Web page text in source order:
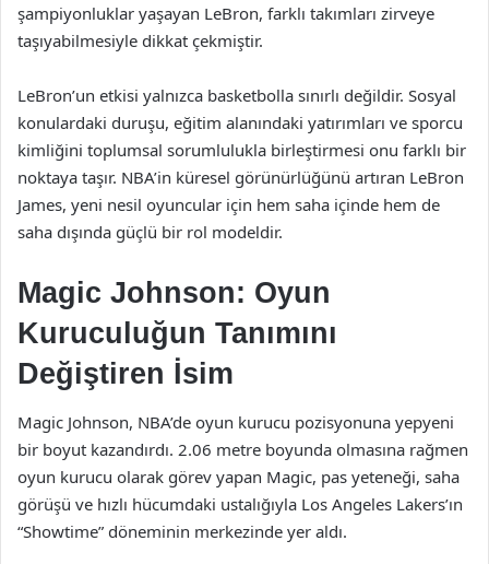
şampiyonluklar yaşayan LeBron, farklı takımları zirveye
taşıyabilmesiyle dikkat çekmiştir.
LeBron’un etkisi yalnızca basketbolla sınırlı değildir. Sosyal
konulardaki duruşu, eğitim alanındaki yatırımları ve sporcu
kimliğini toplumsal sorumlulukla birleştirmesi onu farklı bir
noktaya taşır. NBA’in küresel görünürlüğünü artıran LeBron
James, yeni nesil oyuncular için hem saha içinde hem de
saha dışında güçlü bir rol modeldir.
Magic Johnson: Oyun
Kuruculuğun Tanımını
Değiştiren İsim
Magic Johnson, NBA’de oyun kurucu pozisyonuna yepyeni
bir boyut kazandırdı. 2.06 metre boyunda olmasına rağmen
oyun kurucu olarak görev yapan Magic, pas yeteneği, saha
görüşü ve hızlı hücumdaki ustalığıyla Los Angeles Lakers’ın
“Showtime” döneminin merkezinde yer aldı.